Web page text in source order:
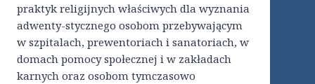
praktyk religijnych właściwych dla wyznania
adwenty-stycznego osobom przebywającym
w szpitalach, prewentoriach i sanatoriach, w
domach pomocy społecznej i w zakładach
karnych oraz osobom tymczasowo